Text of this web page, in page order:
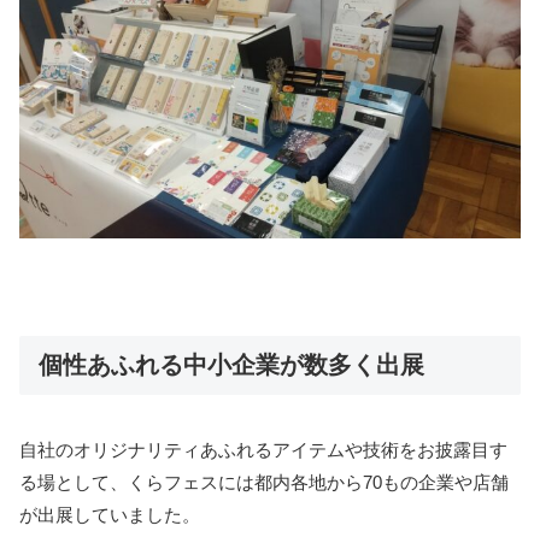
個性あふれる中小企業が数多く出展
自社のオリジナリティあふれるアイテムや技術をお披露目す
る場として、くらフェスには都内各地から70もの企業や店舗
が出展していました。